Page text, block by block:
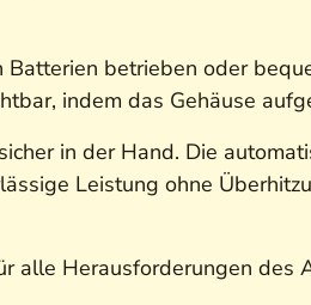
betrieben oder
indem das Gehäuse
in der Hand. Die
Leistung ohne
alle Herausforderungen des